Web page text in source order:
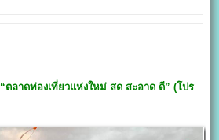
“ตลาดท่องเที่ยวแห่งใหม่ สด สะอาด ดี”(โปร